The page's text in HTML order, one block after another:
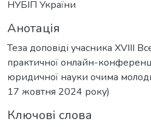
НУБІП України
Анотація
Теза доповіді учасника XVIII
практичної онлайн-
юридичної науки очима
17 жовтня 2024 року)
Ключові слова